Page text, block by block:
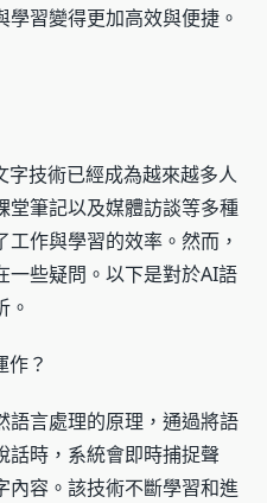
習變得更加高效與便捷。
技術已經成為越來越多人
堂筆記以及媒體訪談等多種
作與學習的效率。然而，
一些疑問。以下是對於AI語
。
作？
語言處理的原理，通過將語
話時，系統會即時捕捉聲
內容。該技術不斷學習和進